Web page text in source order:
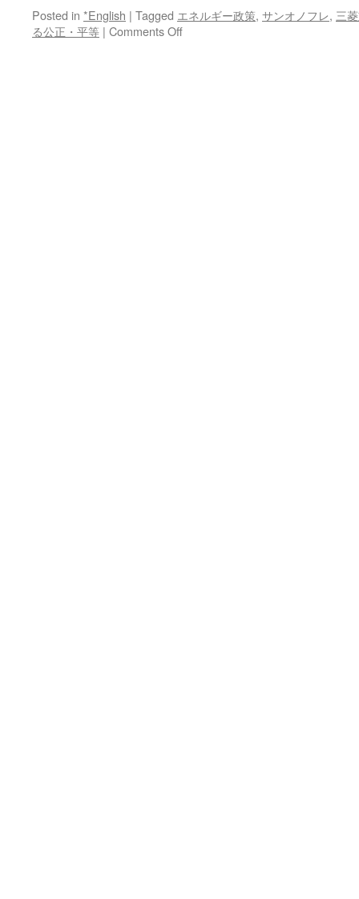
Posted in *English | Tagged エネルギー政策, サンオノフレ, 三
る公正・平等 | Comments Offon